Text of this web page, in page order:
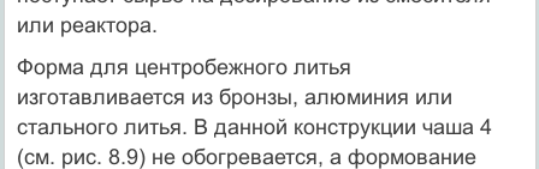
или реактора.
Форма для центробежного литья
изготавливается из бронзы, алюминия или
стального литья. В данной конструкции чаша 4
(см. рис. 8.9) не обогревается, а формование